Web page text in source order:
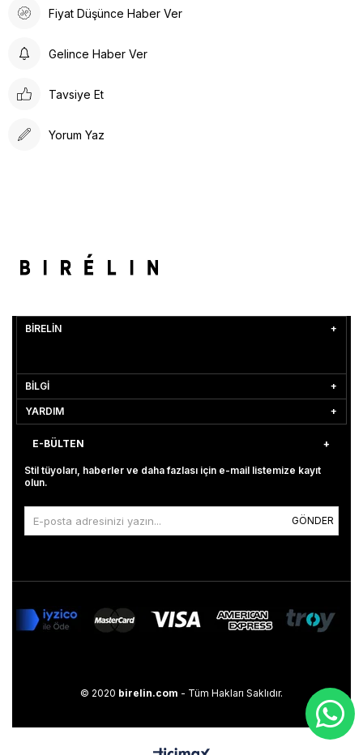
Fiyat Düşünce Haber Ver
Gelince Haber Ver
Tavsiye Et
Yorum Yaz
BİRELİN
BİLGİ
YARDIM
E-BÜLTEN
Stil tüyoları, haberler ve daha fazlası için e-mail listemize kayıt
olun.
GÖNDER
© 2020 birelin.com - Tüm Hakları Saklıdır.